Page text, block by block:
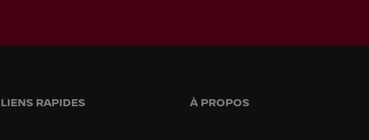
LIENS RAPIDES À PROPOS